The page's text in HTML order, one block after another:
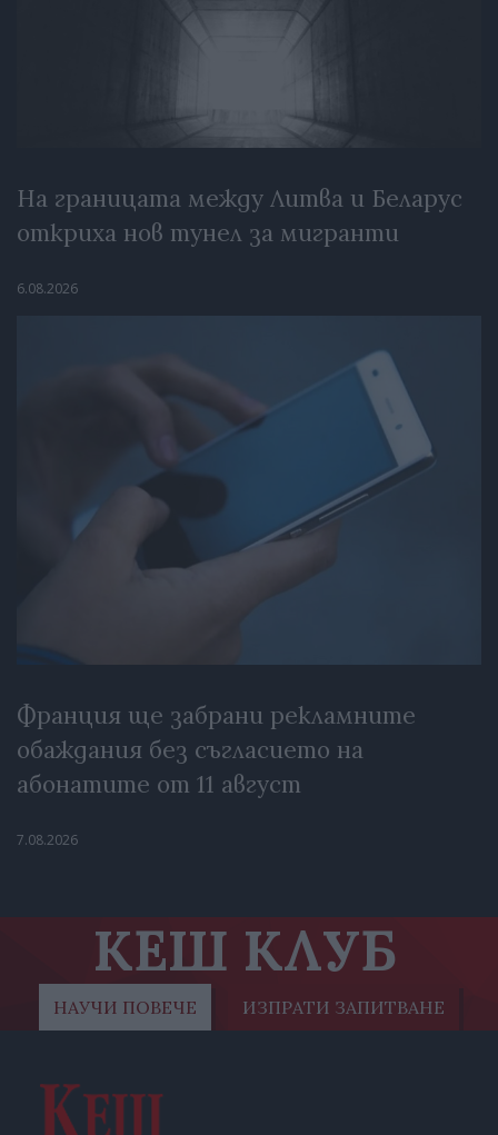
На границата между Литва и Беларус
откриха нов тунел за мигранти
6.08.2026
Франция ще забрани рекламните
обаждания без съгласието на
абонатите от 11 август
7.08.2026
КЕШ КЛУБ
НАУЧИ ПОВЕЧЕ ИЗПРАТИ ЗАПИТВАНЕ